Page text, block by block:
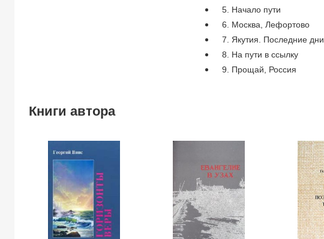
5. Начало пути
6. Москва, Лефортово
7. Якутия. Последние дни
8. На пути в ссылку
9. Прощай, Россия
Книги автора